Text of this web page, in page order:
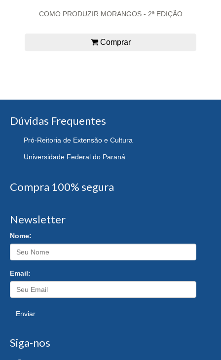
COMO PRODUZIR MORANGOS - 2ª EDIÇÃO
Comprar
Dúvidas Frequentes
Pró-Reitoria de Extensão e Cultura
Universidade Federal do Paraná
Compra 100% segura
Newsletter
Nome:
Email:
Enviar
Siga-nos